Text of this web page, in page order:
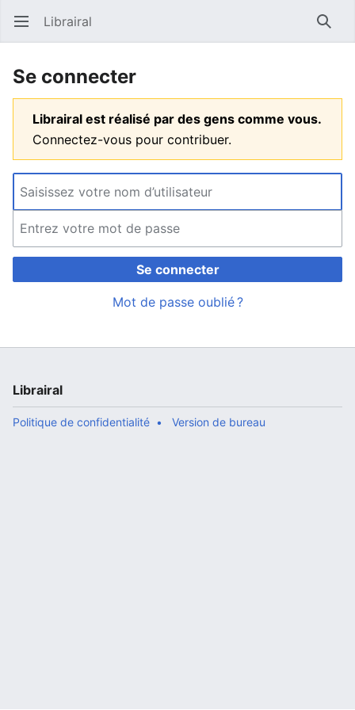
Ouvrir le menu principal Librairal
Se connecter
Librairal est réalisé par des gens comme vous.
Connectez-vous pour contribuer.
Se connecter
Mot de passe oublié ?
Librairal
Politique de confidentialité Version de bureau